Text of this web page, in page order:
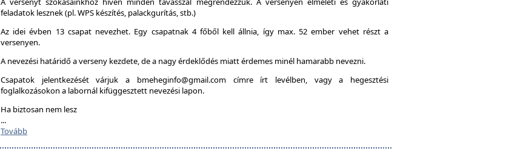
feladatok lesznek (pl. WPS készítés, palackgurítás, stb.)
Az idei évben 13 csapat nevezhet. Egy csapatnak 4 főből kell állnia, így max. 52 ember vehet részt a
versenyen.
A nevezési határidő a verseny kezdete, de a nagy érdeklődés miatt érdemes minél hamarabb nevezni.
Csapatok jelentkezését várjuk a bmeheginfo@gmail.com címre írt levélben, vagy a hegesztési
foglalkozásokon a labornál kifüggesztett nevezési lapon.
Ha biztosan nem lesz
...
Tovább